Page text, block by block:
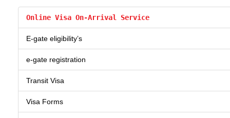
Online Visa On-Arrival Service
E-gate eligibility’s
e-gate registration
Transit Visa
Visa Forms